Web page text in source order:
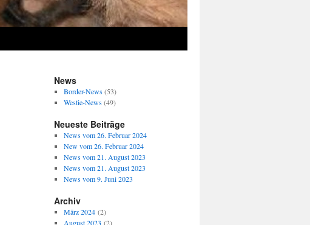
News
Border-News(53)
Westie-News(49)
Neueste Beiträge
News vom 26. Februar 2024
New vom 26. Februar 2024
News vom 21. August 2023
News vom 21. August 2023
News vom 9. Juni 2023
Archiv
März 2024(2)
August 2023 (2)